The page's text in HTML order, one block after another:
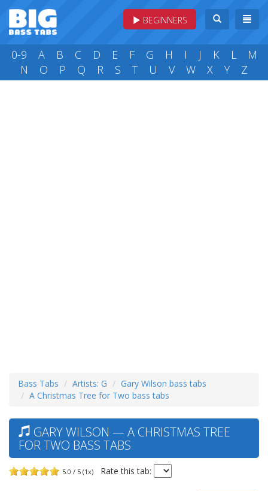
BEGINNERS
0-9 A B C D E F G H I J K L
M
N
O P Q R S T U V W X Y Z
Bass Tabs Artists: G
Gary Wilson bass tabs
A Christmas Tree for Two bass tabs
GARY WILSON — A CHRISTMAS TREE
FOR TWO BASS TABS
5.0 / 5 (1x) Rate this tab: